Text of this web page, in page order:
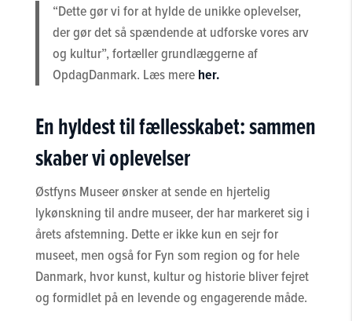
“Dette gør vi for at hylde de unikke oplevelser,
der gør det så spændende at udforske vores arv
og kultur”, fortæller grundlæggerne af
OpdagDanmark. Læs mereher.
En hyldest til fællesskabet: sammen
skaber vi oplevelser
Østfyns Museer ønsker at sende en hjertelig
lykønskning til andre museer, der har markeret sig i
årets afstemning. Dette er ikke kun en sejr for
museet, men også for Fyn som region og for hele
Danmark, hvor kunst, kultur og historie bliver fejret
og formidlet på en levende og engagerende måde.